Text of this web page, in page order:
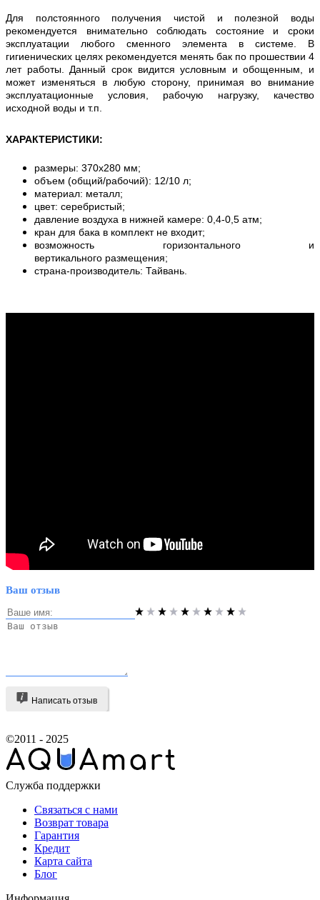
Для полстоянного получения чистой и полезной воды
рекомендуется внимательно соблюдать состояние и сроки
эксплуатации любого сменного элемента в системе. В
гигиенических целях рекомендуется менять бак по прошествии 4
лет работы. Данный срок видится условным и обощенным, и
может изменяться в любую сторону, принимая во внимание
эксплуатационные условия, рабочую нагрузку, качество
исходной воды и т.п.
ХАРАКТЕРИСТИКИ:
размеры: 370х280 мм;
объем (общий/рабочий): 12/10 л;
материал: металл;
цвет: серебристый;
давление воздуха в нижней камере: 0,4-0,5 атм;
кран для бака в комплект не входит;
возможность горизонтального и
вертикального размещения;
страна-производитель: Тайвань.
Ваш отзыв
Написать отзыв
©2011 - 2025
Служба поддержки
Связаться с нами
Возврат товара
Гарантия
Кредит
Карта сайта
Блог